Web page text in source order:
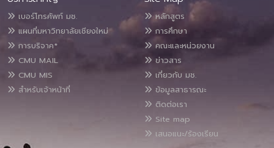
เบอร์โทรศัพท์ มช.
แผนที่มหาวิทยาลัยเชียงใหม่
การบริจาค*
CMU MAIL
CMU MIS
สำหรับเจ้าหน้าที่
หลักสูตร
การศึกษา
คณะและหน่วยงาน
ข่าวสาร
เกี่ยวกับ มช.
ข้อมูลสาธารณะ
ติดต่อเรา
Site map
เสนอแนะ/ร้องเรียน